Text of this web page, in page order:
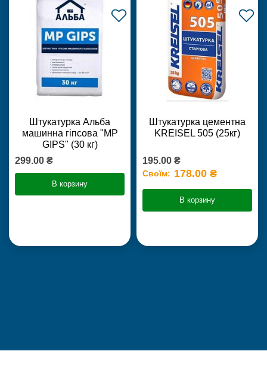
Штукатурка Альба
машинна гіпсова "MP
GIPS" (30 кг)
299.00 ₴
В корзину
Штукатурка цементна
KREISEL 505 (25кг)
195.00 ₴
Своїм: 178.00 ₴
В корзину